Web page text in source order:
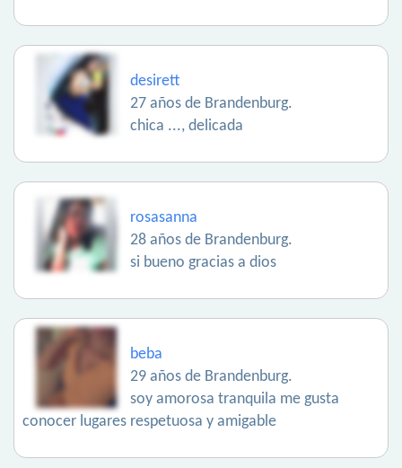
desirett
27 años de Brandenburg.
chica ..., delicada
rosasanna
28 años de Brandenburg.
si bueno gracias a dios
beba
29 años de Brandenburg.
soy amorosa tranquila me gusta
conocer lugares respetuosa y amigable